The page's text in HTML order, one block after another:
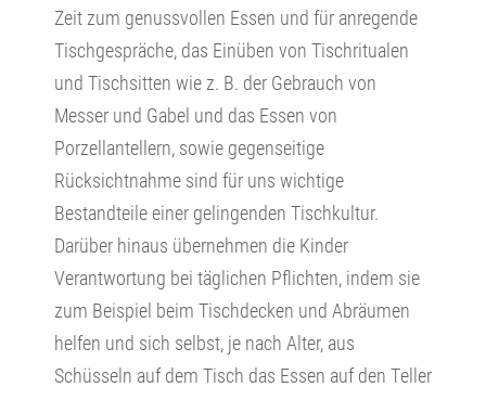
Zeit zum genussvollen Essen und für anregende
Tischgespräche, das Einüben von Tischritualen
und Tischsitten wie z. B. der Gebrauch von
Messer und Gabel und das Essen von
Porzellantellern, sowie gegenseitige
Rücksichtnahme sind für uns wichtige
Bestandteile einer gelingenden Tischkultur.
Darüber hinaus übernehmen die Kinder
Verantwortung bei täglichen Pflichten, indem sie
zum Beispiel beim Tischdecken und Abräumen
helfen und sich selbst, je nach Alter, aus
Schüsseln auf dem Tisch das Essen auf den Teller